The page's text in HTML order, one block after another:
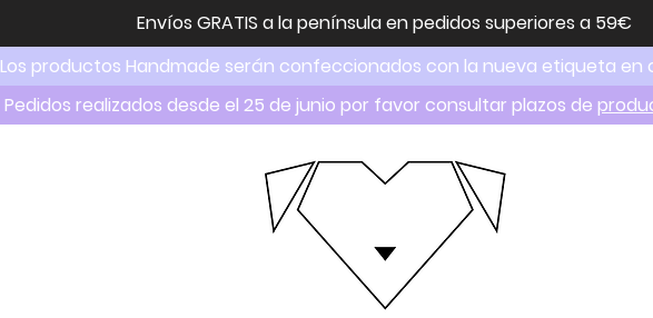
Envíos GRATIS a la península en pedidos superiores a 59€
Los productos Handmade serán confeccionados con la nueva etiqueta en
Pedidos realizados desde el 25 de junio por favor consultar plazos de